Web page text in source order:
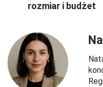
rozmiar i budżet